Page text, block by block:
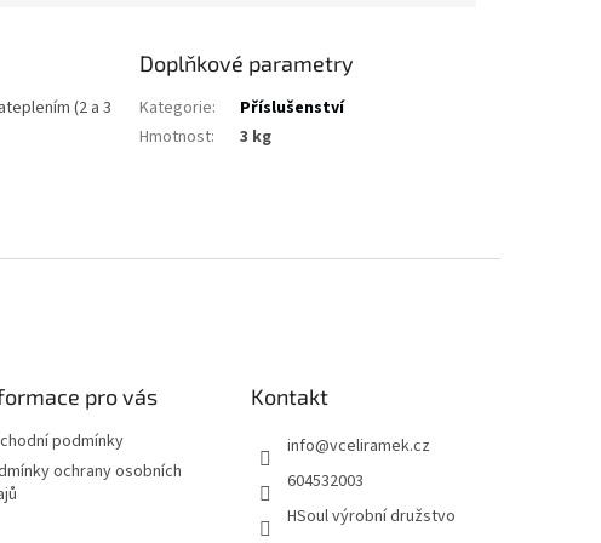
(2 a 3
Doplňkové parametry
Kategorie:
Příslušenství
Hmotnost: 3 kg
pro vás
podmínky
ochrany osobních
Kontakt
info@vceliramek.cz
604532003
HSoul výrobní družstvo